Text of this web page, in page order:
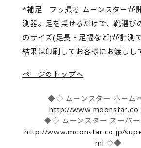
*補足 フッ撮る ムーンスターが
測器。足を乗せるだけで、靴選び
のサイズ(足長・足幅など)が計測
結果は印刷してお客様にお渡しし
ページのトップへ
◆◇ ムーンスター ホーム
http://
◆◇ ムーンスター スーパー
http://www.moonstar.co.jp/
ml ◇◆